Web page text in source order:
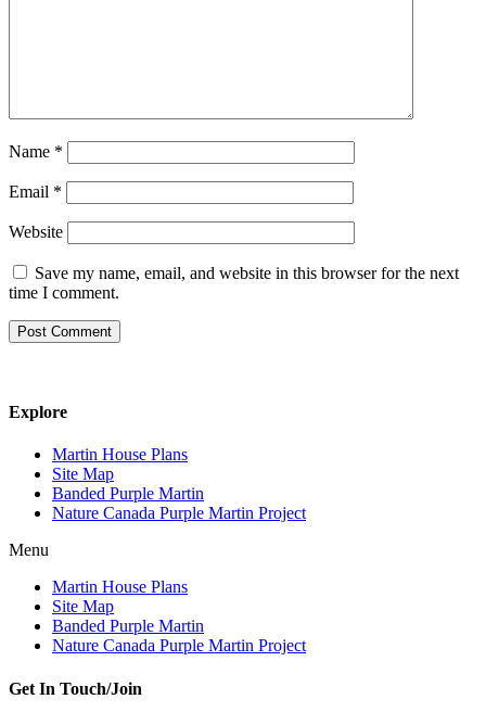
Name *
Email *
Website
Save my name, email, and website in this browser for the next
time I comment.
Explore
Martin House Plans
Site Map
Banded Purple Martin
Nature Canada Purple Martin Project
Menu
Martin House Plans
Site Map
Banded Purple Martin
Nature Canada Purple Martin Project
Get In Touch/Join